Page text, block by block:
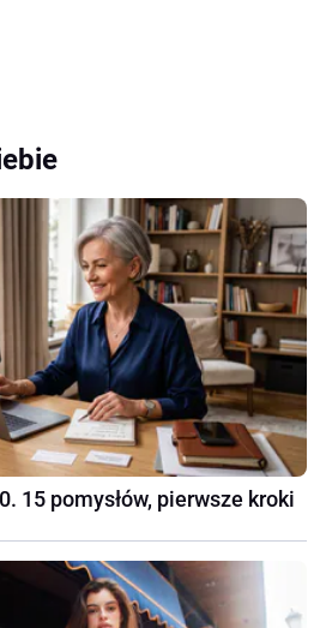
15 pomysłów, pierwsze kroki